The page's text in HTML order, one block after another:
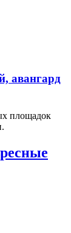
авангард
площадок